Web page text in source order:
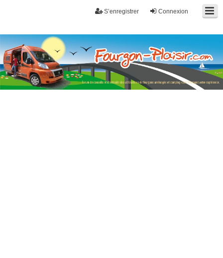
Connexion
S’enregistrer
Fourgon-plaisir.com
Forum de conseils et d'entraide des utilisateurs de fourgons, fourgons
aménagés, vans et de camping-car. Partagez votre expérience.